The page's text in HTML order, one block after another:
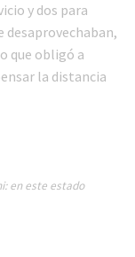
y dos para
que obligó a
la distancia
en este estado